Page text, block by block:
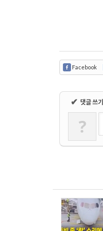
Facebook
✔ 댓글 쓰기
?